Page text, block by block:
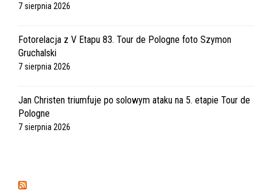
7 sierpnia 2026
Fotorelacja z V Etapu 83. Tour de Pologne foto Szymon
Gruchalski
7 sierpnia 2026
Jan Christen triumfuje po solowym ataku na 5. etapie Tour de
Pologne
7 sierpnia 2026